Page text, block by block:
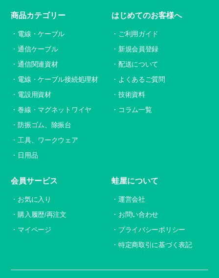
商品カテゴリー
電線・ケーブル
通信ケーブル
通信関連資材
電線・ケーブル接続処理材
電設用資材
巻線・マグネットワイヤ
防振ゴム、除振台
工具、ワークウェア
日用品
はじめてのお客様へ
ご利用ガイド
新規会員登録
配送について
よくあるご質問
技術資料
コラム一覧
会員サービス
お気に入り
購入履歴/再注文
マイページ
蛙屋について
運営会社
お問い合わせ
プライバシーポリシー
特定商取引に基づく表記